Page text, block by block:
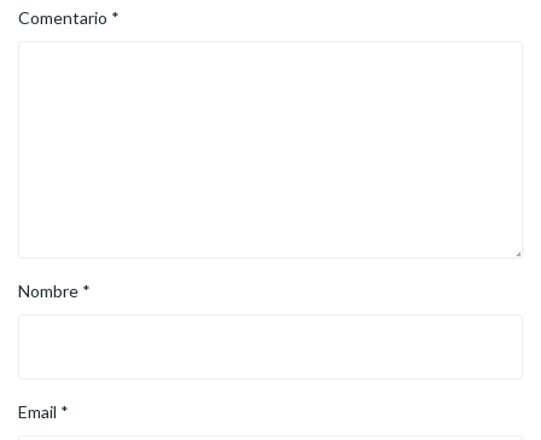
Comentario *
Nombre *
Email *